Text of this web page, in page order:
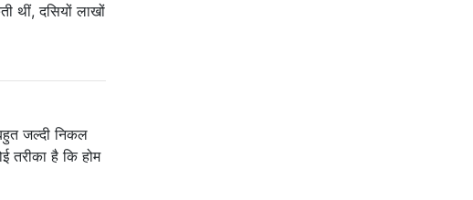
थीं, दसियों लाखों
जल्दी निकल
तरीका है कि होम